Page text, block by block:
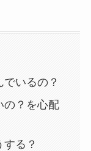
いるの？
の？を心配
る？